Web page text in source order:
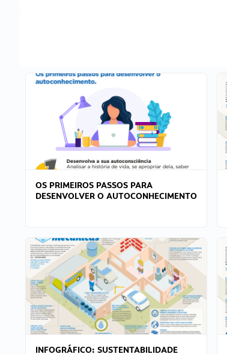
OS PRIMEIROS PASSOS PARA
DESENVOLVER O AUTOCONHECIMENTO
INFOGRÁFICO: SUSTENTABILIDADE